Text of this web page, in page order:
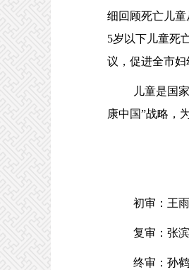
细回顾死亡儿
5岁以下儿童死
议，促进全市妇
儿童是国家
康中国”战略，
初审：王雨
复审：张滨
终审：孙鹤